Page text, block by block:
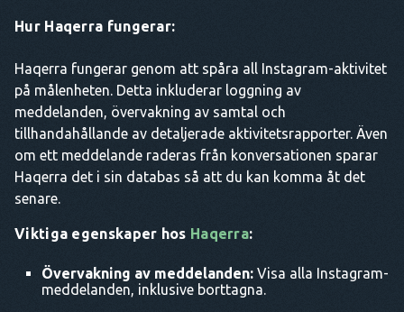
Hur Haqerra fungerar:
Haqerra fungerar genom att spåra all Instagram-aktivitet
på målenheten. Detta inkluderar loggning av
meddelanden, övervakning av samtal och
tillhandahållande av detaljerade aktivitetsrapporter. Även
om ett meddelande raderas från konversationen sparar
Haqerra det i sin databas så att du kan komma åt det
senare.
Viktiga egenskaper hos Haqerra:
Övervakning av meddelanden: Visa alla Instagram-
meddelanden, inklusive borttagna.